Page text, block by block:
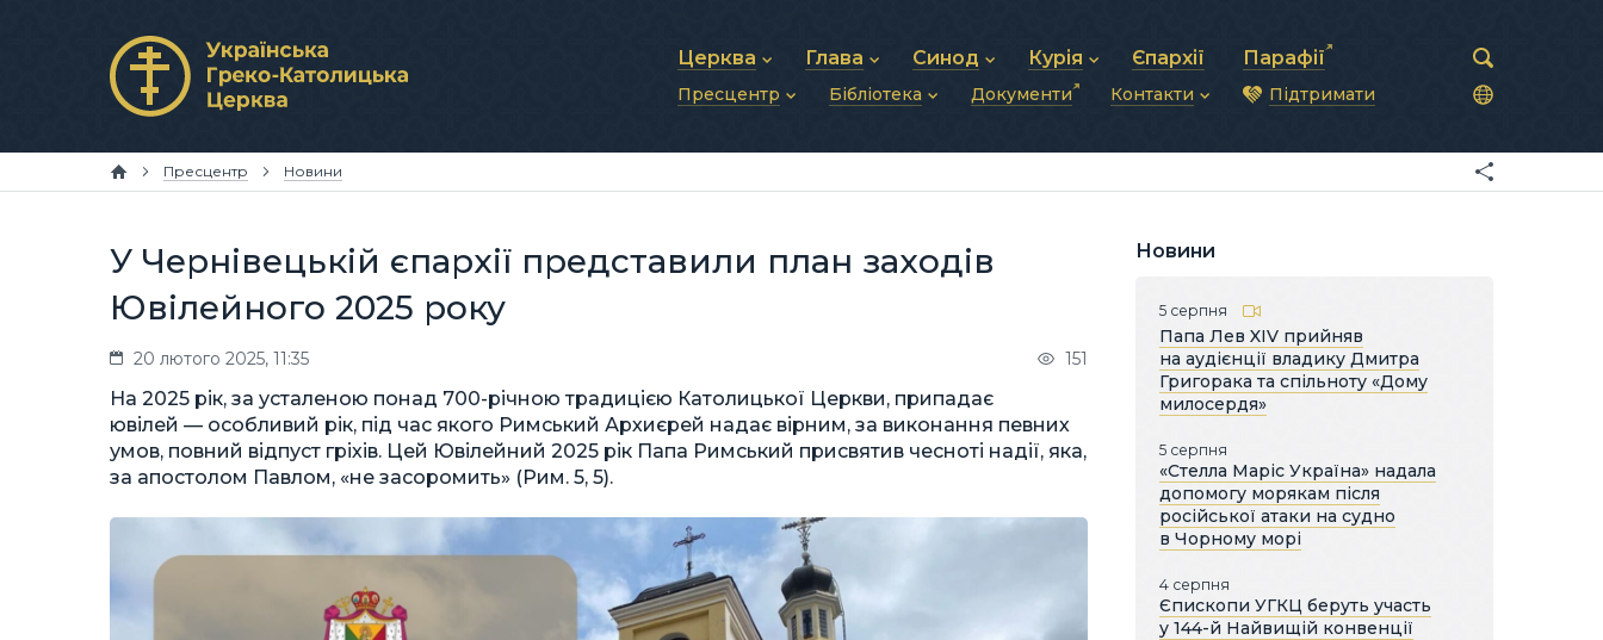
Церква
Про УГКЦ
Структура УГКЦ
Глава
Блаженніший Святослав
Фотографії
Синод
Синод Єпископів
Митрополичі Синоди
Курія
Душпастирська рада
Зв’язки та комунікації
Єпархії Парафії
Пресцентр
Публікації
Фото та відео
Бібліотека
Молитви
Документи Контакти
Синоди Єпископів
Патріарша курія
Підтримати
Пресцентр Новини
У Чернівецькій єпархії представили план заходів
Ювілейного 2025 року
20 лютого 2025, 11:35 151
На 2025 рік, за усталеною понад 700-річною традицією Католицької Церкви, припадає
ювілей — особливий рік, під час якого Римський Архиєрей надає вірним, за виконання певних
умов, повний відпуст гріхів. Цей Ювілейний 2025 рік Папа Римський присвятив чесноті надії, яка,
за апостолом Павлом, «не засоромить» (Рим. 5, 5).
Новини
5 серпня
Папа Лев XIV прийняв
на аудієнції владику Дмитра
Григорака та спільноту «Дому
милосердя»
5 серпня
«Стелла Маріс Україна» надала
допомогу морякам після
російської атаки на судно
в Чорному морі
4 серпня
Єпископи УГКЦ беруть участь
у 144-й Найвищій конвенції